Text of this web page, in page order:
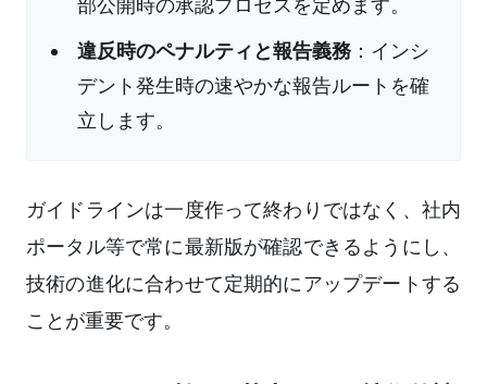
部公開時の承認プロセスを定めます。
違反時のペナルティと報告義務：インシ
デント発生時の速やかな報告ルートを確
立します。
ガイドラインは一度作って終わりではなく、社内
ポータル等で常に最新版が確認できるようにし、
技術の進化に合わせて定期的にアップデートする
ことが重要です。